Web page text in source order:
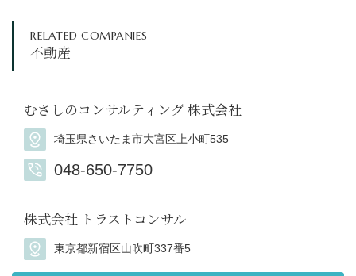
RELATED COMPANIES
不動産
むさしのコンサルティング 株式会社
埼玉県さいたま市大宮区上小町535
048-650-7750
株式会社 トラストコンサル
東京都新宿区山吹町337番5